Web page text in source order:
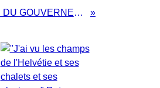
LES 15 MINISTRES DU GOUVERNEMENT NORMAND